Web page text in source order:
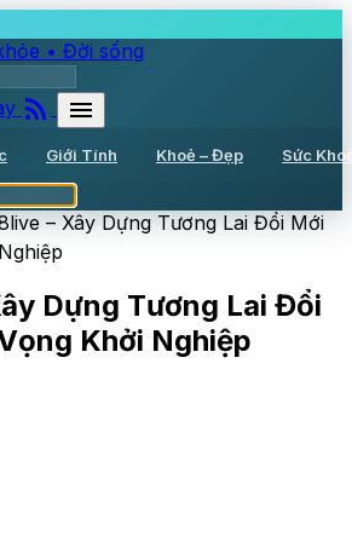
• Đời sống
rss_feed menu
Giới Tính Khoẻ – Đẹp Sức
– Xây Dựng Tương Lai Đổi Mới
Dựng Tương Lai Đổi
Khởi Nghiệp